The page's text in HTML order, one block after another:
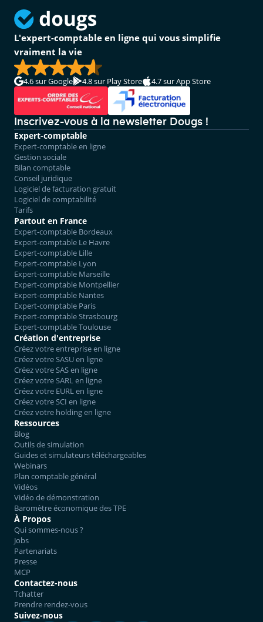
L'expert-comptable en ligne qui vous simplifie
vraiment la vie
4.6sur Google 4.8sur Play Store 4.7sur App Store
Inscrivez-vous à la newsletter Dougs !
Expert-comptable
Expert-comptable en ligne
Gestion sociale
Bilan comptable
Conseil juridique
Logiciel de facturation gratuit
Logiciel de comptabilité
Tarifs
Partout en France
Expert-comptable Bordeaux
Expert-comptable Le Havre
Expert-comptable Lille
Expert-comptable Lyon
Expert-comptable Marseille
Expert-comptable Montpellier
Expert-comptable Nantes
Expert-comptable Paris
Expert-comptable Strasbourg
Expert-comptable Toulouse
Création d'entreprise
Créez votre entreprise en ligne
Créez votre SASU en ligne
Créez votre SAS en ligne
Créez votre SARL en ligne
Créez votre EURL en ligne
Créez votre SCI en ligne
Créez votre holding en ligne
Ressources
Blog
Outils de simulation
Guides et simulateurs téléchargeables
Webinars
Plan comptable général
Vidéos
Vidéo de démonstration
Baromètre économique des TPE
À Propos
Qui sommes-nous ?
Jobs
Partenariats
Presse
MCP
Contactez-nous
Tchatter
Prendre rendez-vous
Suivez-nous